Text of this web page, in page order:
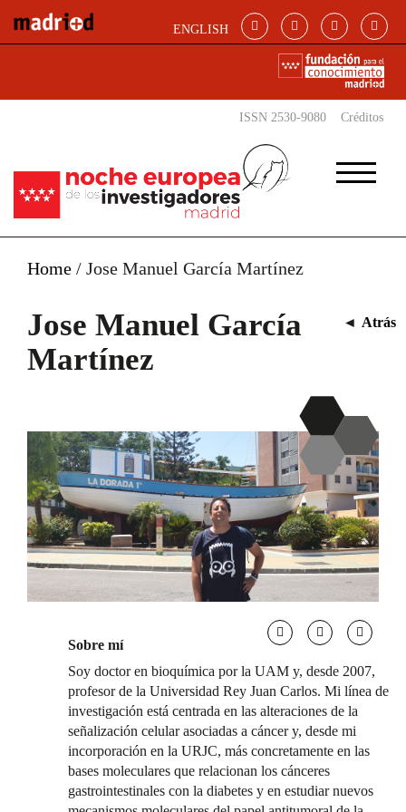
ENGLISH
ISSN 2530-9080 Créditos
Home / Jose Manuel García Martínez
Jose Manuel García
Martínez
◄ Atrás
Sobre mí
Soy doctor en bioquímica por la UAM y, desde 2007,
profesor de la Universidad Rey Juan Carlos. Mi línea de
investigación está centrada en las alteraciones de la
señalización celular asociadas a cáncer y, desde mi
incorporación en la URJC, más concretamente en las
bases moleculares que relacionan los cánceres
gastrointestinales con la diabetes y en estudiar nuevos